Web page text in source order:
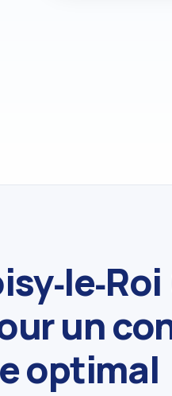
un
optimal